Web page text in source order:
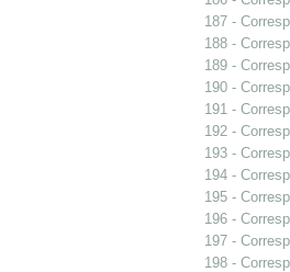
187 -
188 -
189 -
190 -
191 -
192 -
193 -
194 -
195 -
196 -
197 -
198 -